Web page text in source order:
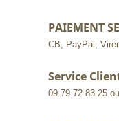
PAIEMENT
CB, PayPal,
Service
09 79 72 83 25